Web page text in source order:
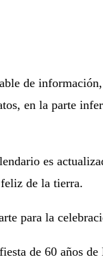
de
en la parte
es
de la tierra.
para la
de 60 años